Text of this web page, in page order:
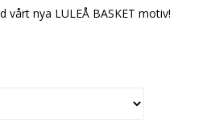
vårt nya LULEÅ BASKET motiv!